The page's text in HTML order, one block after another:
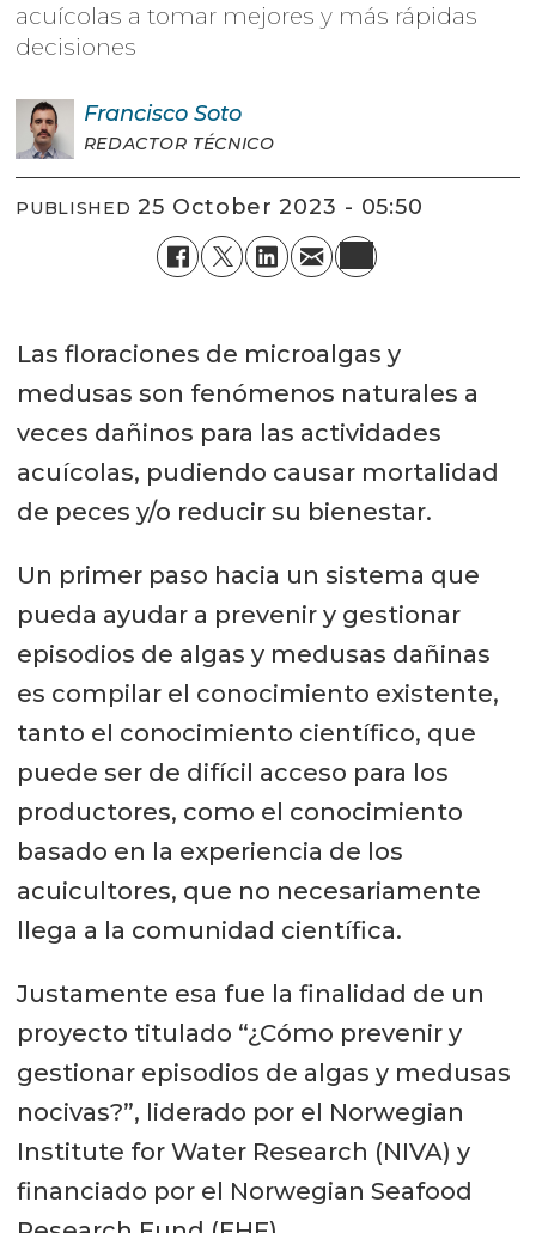
acuícolas a tomar mejores y más rápidas
decisiones
Francisco Soto
REDACTOR TÉCNICO
PUBLISHED 25 October 2023 - 05:50
Las floraciones de microalgas y
medusas son fenómenos naturales a
veces dañinos para las actividades
acuícolas, pudiendo causar mortalidad
de peces y/o reducir su bienestar.
Un primer paso hacia un sistema que
pueda ayudar a prevenir y gestionar
episodios de algas y medusas dañinas
es compilar el conocimiento existente,
tanto el conocimiento científico, que
puede ser de difícil acceso para los
productores, como el conocimiento
basado en la experiencia de los
acuicultores, que no necesariamente
llega a la comunidad científica.
Justamente esa fue la finalidad de un
proyecto titulado “¿Cómo prevenir y
gestionar episodios de algas y medusas
nocivas?”, liderado por el Norwegian
Institute for Water Research (NIVA) y
financiado por el Norwegian Seafood